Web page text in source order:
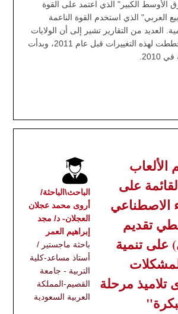
الكبير" الذي اعتمد على القوة
العربي" الذي استخدم القوة الناعمة
العديد من التقارير تشير إلى أن الولايات
المتحدة كانت قد خططت لهذه التغييرات قبل عام 2011، وبدأت
2010.
الباحث\الباحثة/
أروى محمد عجلان
العجلان- د/ مجد
إبراهيم العمر
باحثة ماجستير /
أستاذ مساعد-كلية
التربية - جامعة
القصيم-المملكة
العربية السعودية
الألعاب
على
الاصطناعي
تقديم
على تنمية
تلاميذ مرحلة